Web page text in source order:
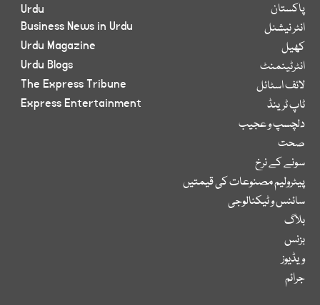
پاکستان
انٹر نیشنل
کھیل
انٹرٹینمنٹ
لائف اسٹائل
ٹاپ ٹرینڈ
دلچسپ و عجیب
صحت
سونے کے نرخ
پیٹرولیم مصنوعات کی قیمتیں
سائنس و ٹیکنالوجی
بلاگ
بزنس
ویڈیوز
جرائم
Urdu
Business News in Urdu
Urdu Magazine
Urdu Blogs
The Express Tribune
Express Entertainment